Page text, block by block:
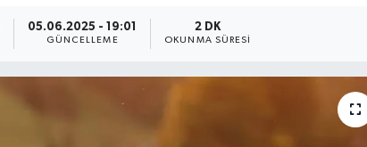
05.06.2025 - 19:01
GÜNCELLEME
2 DK
OKUNMA SÜRESI